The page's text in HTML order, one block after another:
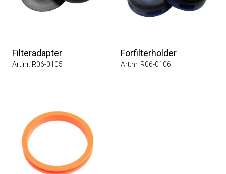
Filteradapter
Art.nr. R06-0105
Forfilterholder
Art.nr. R06-0106